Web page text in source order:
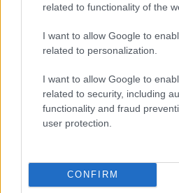
related to functionality of the
I want to allow Google to
related to personalization.
I want to allow Google to
related to security, including
functionality and fraud
user protection.
CONFIRM
Η Maria Rolls χωρίς φίλτρο